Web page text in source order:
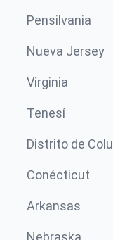
Pensilvania
Nueva Jersey
Virginia
Tenesí
Distrito de
Conécticut
Arkansas
Nebraska